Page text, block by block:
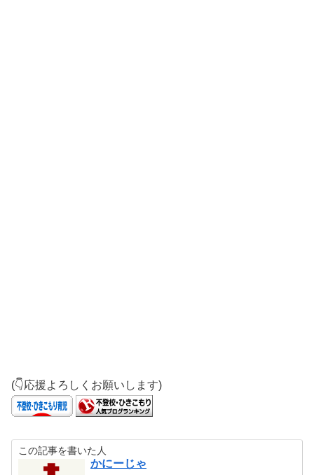
(👇応援よろしくお願いします)
この記事を書いた人
かにーじゃ